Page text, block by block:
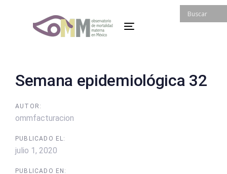
content
Toggle
Semana epidemiológica 32
AUTOR:
ommfacturacion
PUBLICADO EL:
julio 1, 2020
PUBLICADO EN:
Post
navigation